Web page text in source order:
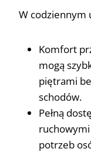
W codziennym
Komfort
mogą
piętrami
schodów.
Pełną
potrzeb